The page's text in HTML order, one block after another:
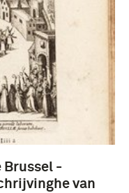
drukken (6)
van de
Brussel -
van